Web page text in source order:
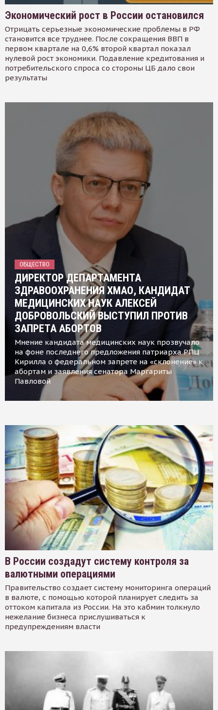
Экономический рост в России остановился
Отрицать серьезные экономические проблемы в РФ
становится все труднее. После сокращения ВВП в
первом квартале на 0,6% второй квартал показал
нулевой рост экономики. Подавление кредитования и
потребительского спроса со стороны ЦБ дало свои
результаты
ОБЩЕСТВО
ДИРЕКТОР ДЕПАРТАМЕНТА
ЗДРАВООХРАНЕНИЯ ХМАО, КАНДИДАТ
МЕДИЦИНСКИХ НАУК АЛЕКСЕЙ
ДОБРОВОЛЬСКИЙ ВЫСТУПИЛ ПРОТИВ
ЗАПРЕТА АБОРТОВ
Мнение кандидата медицинских наук прозвучало
на фоне последнего предложения патриарха РПЦ
Кирилла о федеральном запрете на «склонение» к
абортам и заявления сенатора Маргариты
Павловой
В России создадут систему контроля за
валютными операциями
Правительство создает систему мониторинга операций
в валюте, с помощью которой планирует следить за
оттоком капитала из России. На это кабмин толкнуло
нежелание бизнеса прислушиваться к
предупреждениям власти